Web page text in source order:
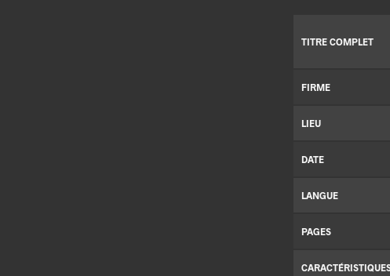
TITRE COMPLET
FIRME
LIEU
DATE
LANGUE
PAGES